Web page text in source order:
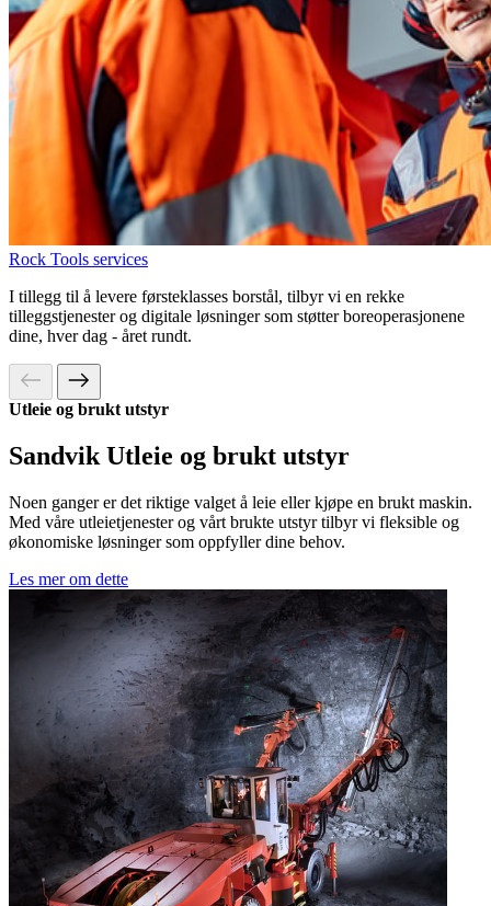
Rock Tools services
I tillegg til å levere førsteklasses borstål, tilbyr vi en rekke
tilleggstjenester og digitale løsninger som støtter boreoperasjonene
dine, hver dag - året rundt.
Utleie og brukt utstyr
Sandvik Utleie og brukt utstyr
Noen ganger er det riktige valget å leie eller kjøpe en brukt maskin.
Med våre utleietjenester og vårt brukte utstyr tilbyr vi fleksible og
økonomiske løsninger som oppfyller dine behov.
Les mer om dette